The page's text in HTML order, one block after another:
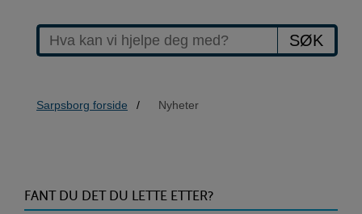
SØK
Sarpsborg forside Nyheter
FANT DU DET DU LETTE ETTER?